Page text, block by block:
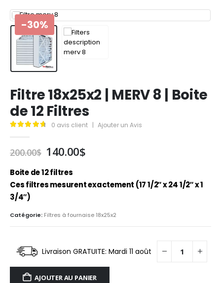
-30%
Filtre 18x25x2 | MERV 8 | Boite
de 12 Filtres
0 avis client Ajouter un Avis
200.00$ Le
initial
était :
140.00$Le
est :
Boite de 12 filtres
Ces filtres mesurent exactement (17 1/2″ x 24 1/2″ x 1
3/4″)
Catégorie: Filtres à fournaise 18x25x2
Livraison GRATUITE: Mardi 11 août
AJOUTER AU PANIER